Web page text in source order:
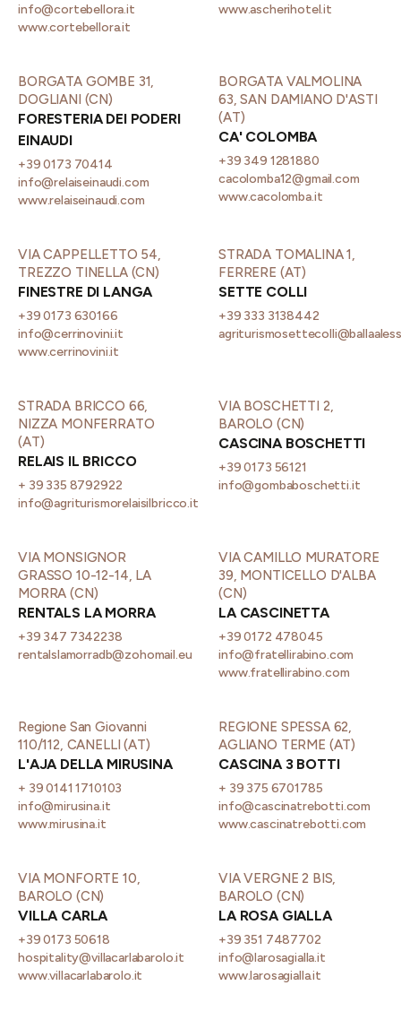
info@cortebellora.it
www.cortebellora.it
www.ascherihotel.it
BORGATA GOMBE 31,
DOGLIANI (CN)
FORESTERIA DEI PODERI
EINAUDI
+39 0173 70414
info@relaiseinaudi.com
www.relaiseinaudi.com
BORGATA VALMOLINA
63, SAN DAMIANO D'ASTI
(AT)
CA' COLOMBA
+39 349 1281880
cacolomba12@gmail.com
www.cacolomba.it
VIA CAPPELLETTO 54,
TREZZO TINELLA (CN)
FINESTRE DI LANGA
+39 0173 630166
info@cerrinovini.it
www.cerrinovini.it
STRADA TOMALINA 1,
FERRERE (AT)
SETTE COLLI
+39 333 3138442
STRADA BRICCO 66,
NIZZA MONFERRATO
(AT)
RELAIS IL BRICCO
+ 39 335 8792922
info@agriturismorelaisilbricco.it
VIA BOSCHETTI 2,
BAROLO (CN)
CASCINA BOSCHETTI
+39 0173 56121
info@gombaboschetti.it
VIA MONSIGNOR
GRASSO 10-12-14, LA
MORRA (CN)
RENTALS LA MORRA
+39 347 7342238
rentalslamorradb@zohomail.eu
VIA CAMILLO MURATORE
39, MONTICELLO D'ALBA
(CN)
LA CASCINETTA
+39 0172 478045
info@fratellirabino.com
www.fratellirabino.com
Regione San Giovanni
110/112, CANELLI (AT)
L'AJA DELLA MIRUSINA
+ 39 0141 1710103
info@mirusina.it
www.mirusina.it
REGIONE SPESSA 62,
AGLIANO TERME (AT)
CASCINA 3 BOTTI
+ 39 375 6701785
info@cascinatrebotti.com
www.cascinatrebotti.com
VIA MONFORTE 10,
BAROLO (CN)
VILLA CARLA
+39 0173 50618
hospitality@villacarlabarolo.it
www.villacarlabarolo.it
VIA VERGNE 2 BIS,
BAROLO (CN)
LA ROSA GIALLA
+39 351 7487702
info@larosagialla.it
www.larosagialla.it